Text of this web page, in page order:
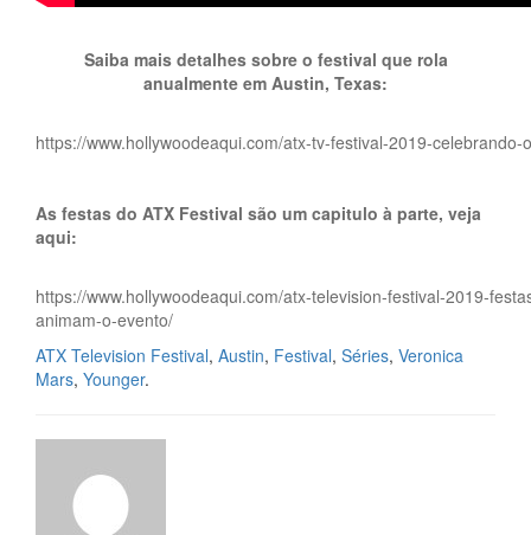
Saiba mais detalhes sobre o festival que rola
anualmente em Austin, Texas:
https://www.hollywoodeaqui.com/atx-tv-festival-2019-
As festas do ATX Festival são um capitulo à parte, veja
aqui:
https://www.hollywoodeaqui.com/atx-television-festival-2019-
animam-o-evento/
ATX Television Festival, Austin, Festival, Séries, Veronica
Mars, Younger.